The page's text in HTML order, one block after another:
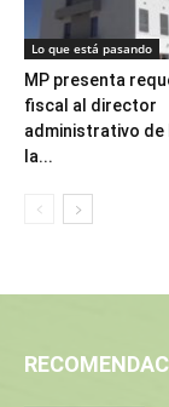
Lo que está pasando
MP presenta
fiscal al director
administrativo de
la...